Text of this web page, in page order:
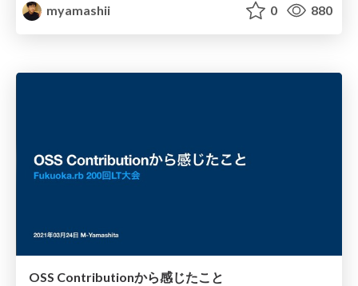
myamashii
0 880
OSS Contributionから感じたこと